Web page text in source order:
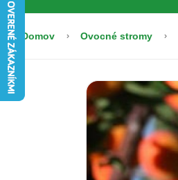
Domov Ovocné stromy